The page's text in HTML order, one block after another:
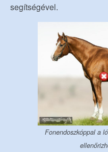
segítségével.
Fonendoszkóppal a